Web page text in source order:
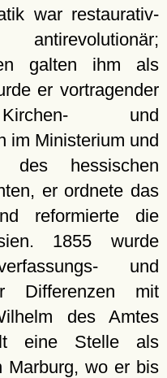
war restaurativ-
galten ihm als
er vortragender
und
im Ministerium und
des hessischen
er ordnete das
reformierte die
1855 wurde
und
Differenzen mit
des Amtes
eine Stelle als
Marburg, wo er bis